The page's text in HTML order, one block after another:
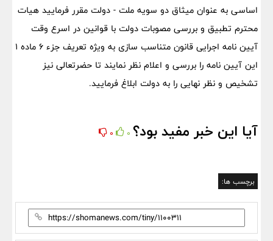
اساسی به عنوان میثاق دو سویه ملت - دولت مقرر فرمایید هیات
محترم تطبیق و بررسی مصوبات دولت با قوانین در اسرع وقت
آیین نامه اجرایی قانون متناسب سازی به ویژه تعریف جزء ۶ ماده ۱
این آیین نامه را بررسی و اعلام نظر نمایند تا حضرتعالی نیز
تشخیص و نظر نهایی را به دولت ابلاغ فرمایید.
آیا این خبر مفید بود؟ 0
0
برچسب ها: